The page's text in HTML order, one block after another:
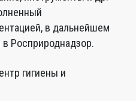
в дальнейшем
Росприроднадзор.
гигиены и